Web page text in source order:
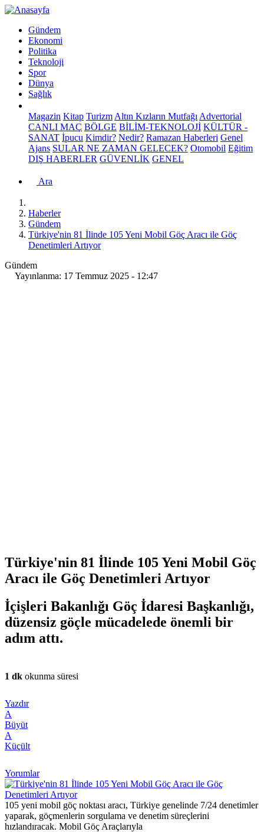
Gündem
Ekonomi
Politika
Teknoloji
Spor
Dünya
Sağlık
Magazin Kitap Turizm Altın Kızların Mutfağı Advertorial
CANLI MAÇ BÖLGE BİLİM-TEKNOLOJİ KÜLTÜR -
SANAT İpucu Kimdir? Nedir? Ramazan Haberleri Genel
Ajans SULAR NE ZAMAN GELECEK? Otomobil Eğitim
DIŞ HABERLER GÜVENLİK GENEL
Ara
Haberler
Gündem
Türkiye'nin 81 İlinde 105 Yeni Mobil Göç Aracı ile Göç
Denetimleri Artıyor
Gündem
Yayınlanma: 17 Temmuz 2025 - 12:47
Türkiye'nin 81 İlinde 105 Yeni Mobil Göç
Aracı ile Göç Denetimleri Artıyor
İçişleri Bakanlığı Göç İdaresi Başkanlığı,
düzensiz göçle mücadelede önemli bir
adım attı.
1 dk okunma süresi
Yazdır
A
Büyüt
A
Küçült
Yorumlar
105 yeni mobil göç noktası aracı, Türkiye genelinde 7/24 denetimler
yaparak, göçmenlerin sorgulama ve denetim süreçlerini
hızlandıracak. Mobil Göç Araçlarıyla